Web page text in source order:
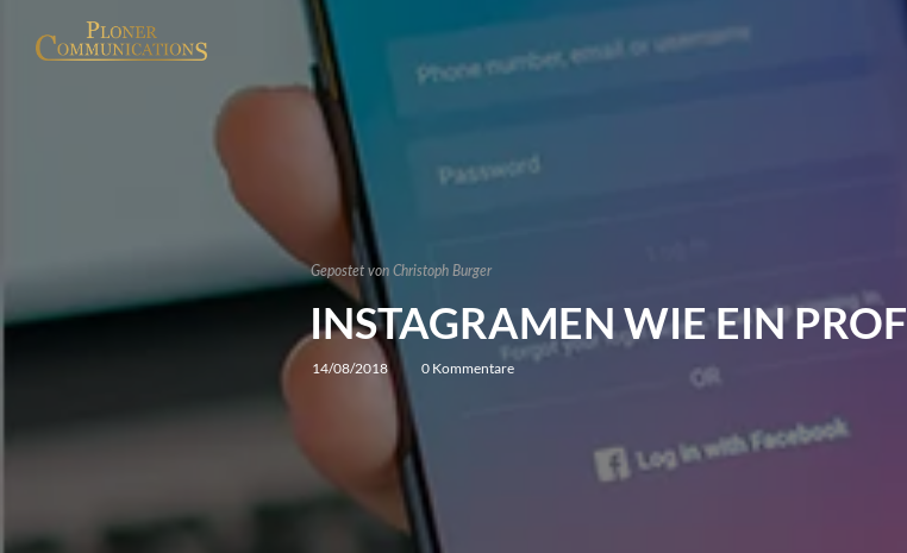
INSTAGRAMEN WIE EIN
14/08/2018 0 Kommentare
Gepostet von Christoph Burger